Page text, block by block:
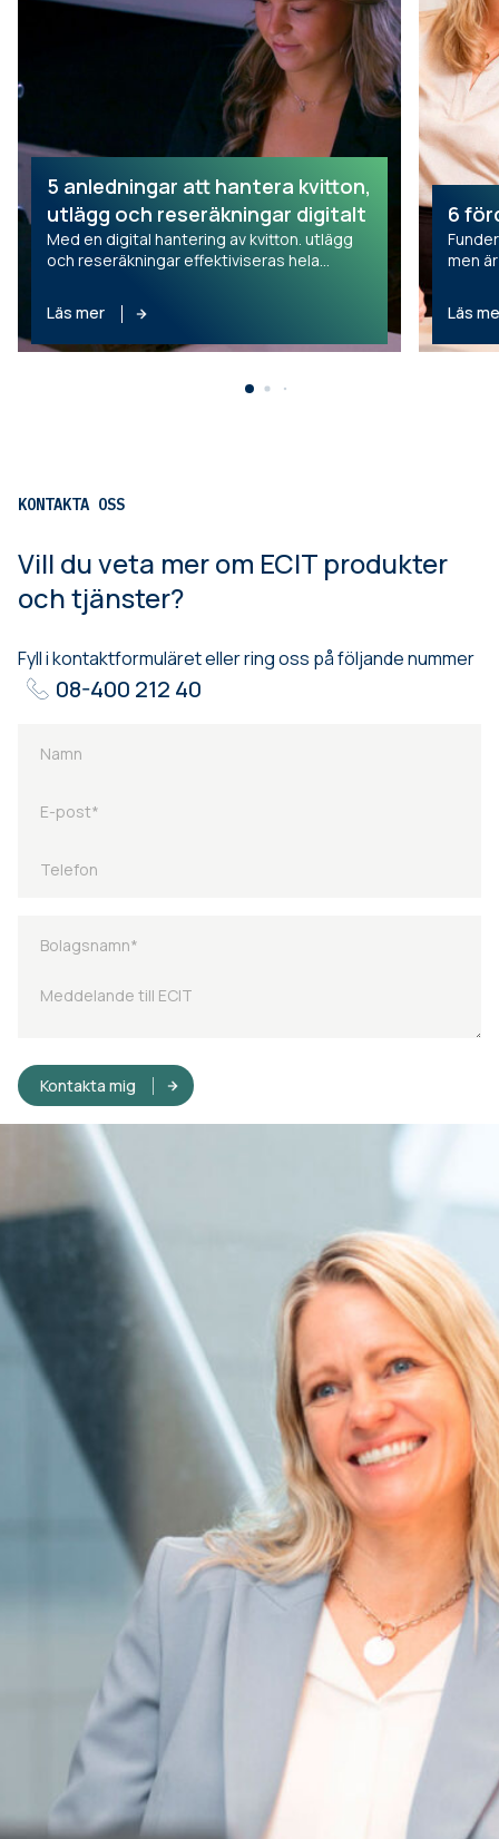
5 anledningar att hantera kvitton,
utlägg och reseräkningar digitalt
Med en digital hantering av kvitton. utlägg
och reseräkningar effektiviseras hela
attestanten och för ekonomiavdelningen.
Läs mer
6
men
några
Läs
KONTAKTA OSS
Vill du veta mer om ECIT produkter
och tjänster?
Fyll i kontaktformuläret eller ring oss på följande nummer
08-400 212 40